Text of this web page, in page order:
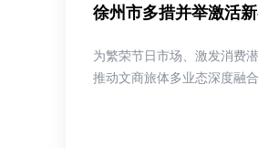
徐州市多措并举激活
为繁荣节日市场、激发消费
推动文商旅体多业态深度融